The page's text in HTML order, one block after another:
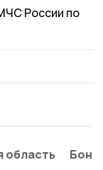
России по
область